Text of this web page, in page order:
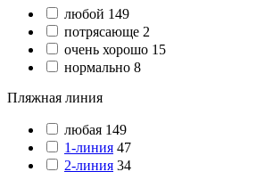
любой 149
потрясающе 2
очень хорошо 15
нормально 8
Пляжная линия
любая 149
1-линия 47
2-линия 34